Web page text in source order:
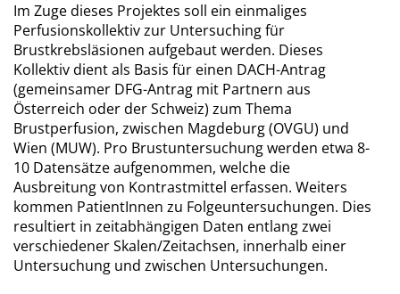
Im Zuge dieses Projektes soll ein einmaliges
Perfusionskollektiv zur Untersuching für
Brustkrebsläsionen aufgebaut werden. Dieses
Kollektiv dient als Basis für einen DACH-Antrag
(gemeinsamer DFG-Antrag mit Partnern aus
Österreich oder der Schweiz) zum Thema
Brustperfusion, zwischen Magdeburg (OVGU) und
Wien (MUW). Pro Brustuntersuchung werden etwa 8-
10 Datensätze aufgenommen, welche die
Ausbreitung von Kontrastmittel erfassen. Weiters
kommen PatientInnen zu Folgeuntersuchungen. Dies
resultiert in zeitabhängigen Daten entlang zwei
verschiedener Skalen/Zeitachsen, innerhalb einer
Untersuchung und zwischen Untersuchungen.